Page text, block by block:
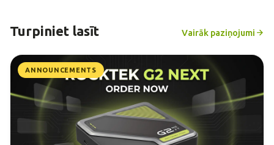
Turpiniet lasīt Vairāk paziņojumi
ANNOUNCEMENTS